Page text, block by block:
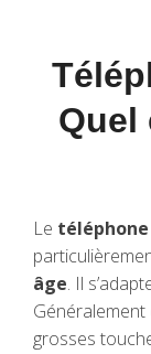
Quel
Le
âge. Il
Généralement
grosses